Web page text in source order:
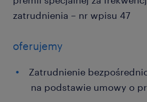
zatrudnienia – nr wpisu 47
oferujemy
Zatrudnienie
na podstawie umowy o